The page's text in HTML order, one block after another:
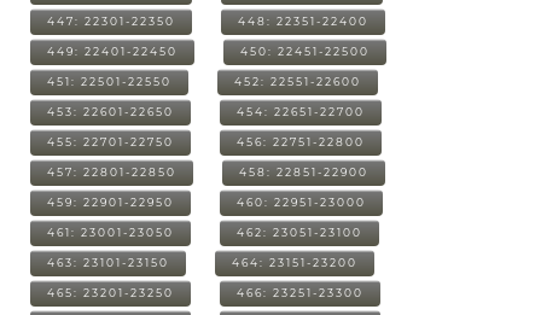
447: 22301-22350 448: 22351-22400
449: 22401-22450 450: 22451-22500
451: 22501-22550 452: 22551-22600
453: 22601-22650 454: 22651-22700
455: 22701-22750 456: 22751-22800
457: 22801-22850 458: 22851-22900
459: 22901-22950 460: 22951-23000
461: 23001-23050 462: 23051-23100
463: 23101-23150 464: 23151-23200
465: 23201-23250 466: 23251-23300